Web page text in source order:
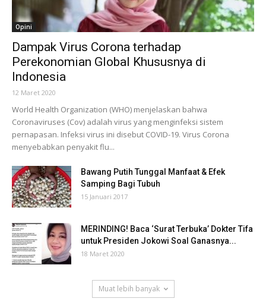
Opini
Dampak Virus Corona terhadap
Perekonomian Global Khususnya di
Indonesia
12 Maret 2020
World Health Organization (WHO) menjelaskan bahwa
Coronaviruses (Cov) adalah virus yang menginfeksi sistem
pernapasan. Infeksi virus ini disebut COVID-19. Virus Corona
menyebabkan penyakit flu...
Bawang Putih Tunggal Manfaat & Efek
Samping Bagi Tubuh
15 Januari 2017
MERINDING! Baca ‘Surat Terbuka’ Dokter Tifa
untuk Presiden Jokowi Soal Ganasnya...
18 Maret 2020
Muat lebih banyak